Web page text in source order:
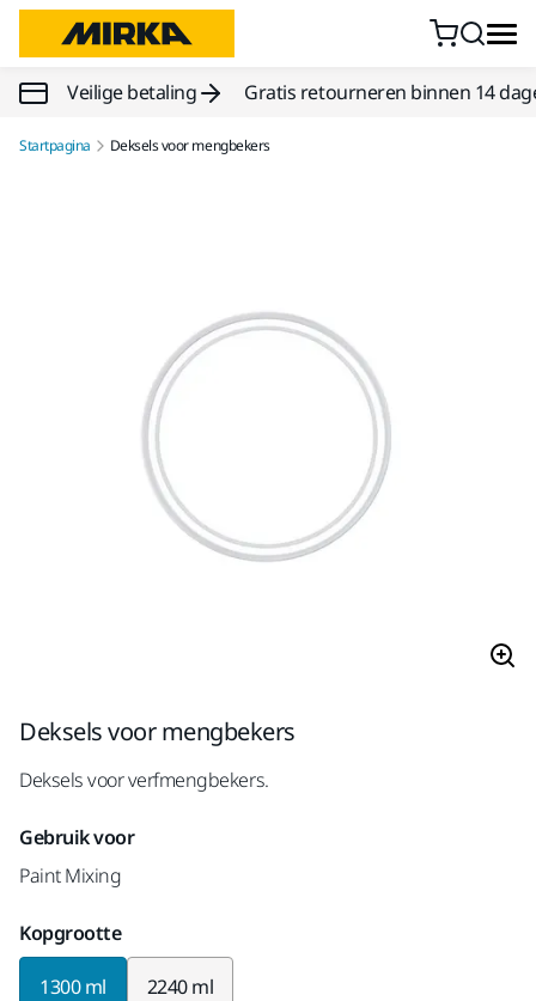
Doorgaan naar inhoud
Veilige betaling Gratis retourneren binnen 14
Startpagina Deksels voor mengbekers
Deksels voor mengbekers
Deksels voor verfmengbekers.
Gebruik voor
Paint Mixing
Kopgrootte
1300 ml 2240 ml